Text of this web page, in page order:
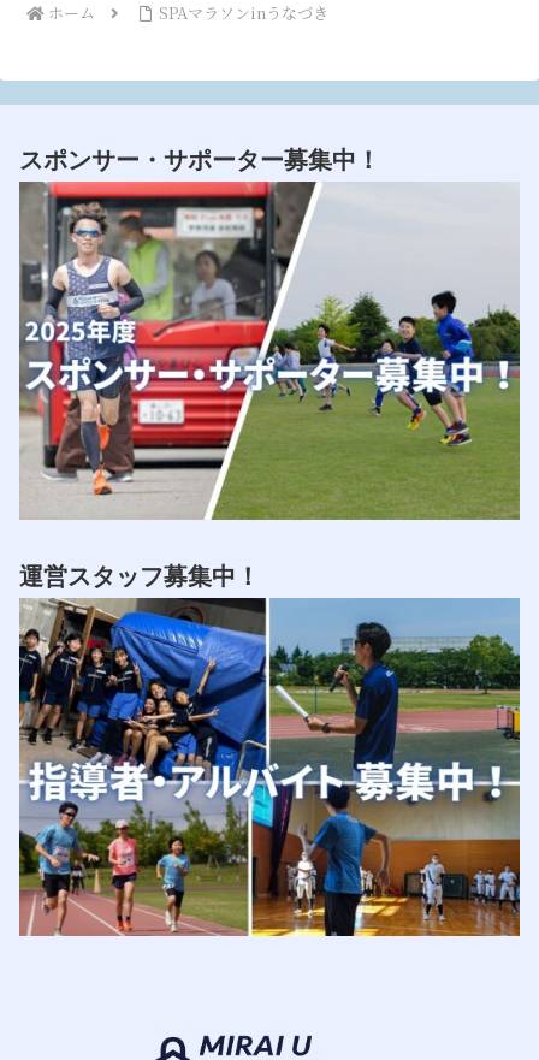
ホーム SPAマラソンinうなづき
スポンサー・サポーター募集中！
運営スタッフ募集中！